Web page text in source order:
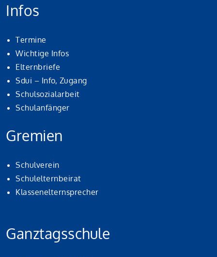
Infos
Termine
Wichtige Infos
Elternbriefe
Sdui – Info, Zugang
Schulsozialarbeit
Schulanfänger
Gremien
Schulverein
Schulelternbeirat
Klassenelternsprecher
Ganztagsschule